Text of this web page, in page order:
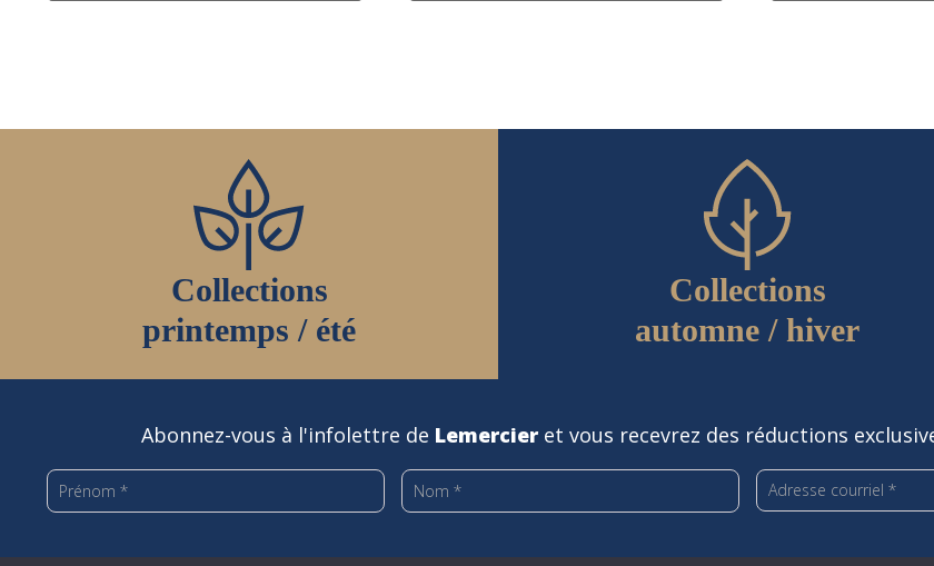
Collections
printemps / été
Collections
automne / hiver
Abonnez-vous à l'infolettre de Lemercieret vous recevrez des réductions